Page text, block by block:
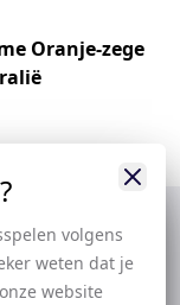
Oranje-zege
volgens
weten dat je
website